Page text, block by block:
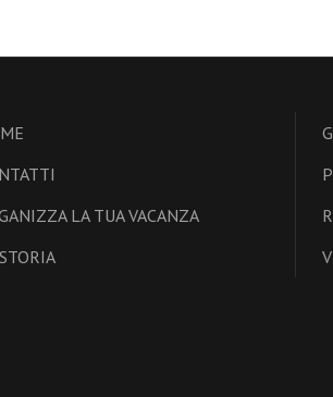
LA TUA VACANZA